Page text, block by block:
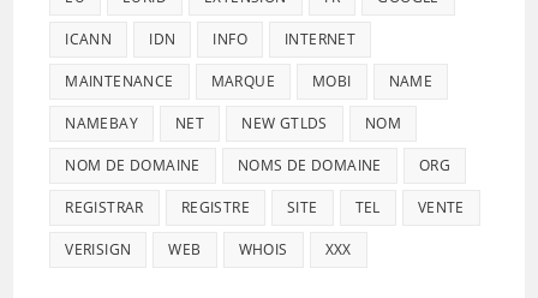
ICANN IDN INFO INTERNET
MAINTENANCE MARQUE MOBI NAME
NAMEBAY NET NEW GTLDS NOM
NOM DE DOMAINE NOMS DE DOMAINE ORG
REGISTRAR REGISTRE SITE TEL VENTE
VERISIGN WEB WHOIS XXX